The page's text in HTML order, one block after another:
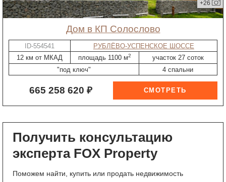
+26
дом в КП Солослово
ID-554541
РУБЛЁВО-УСПЕНСКОЕ ШОССЕ
12 км от МКАД
площадь 1100 м2
участок 27 соток
"под ключ"
4 спальни
665 258 620 ₽
Получить консультацию
эксперта FOX Property
Поможем найти, купить или продать недвижимость